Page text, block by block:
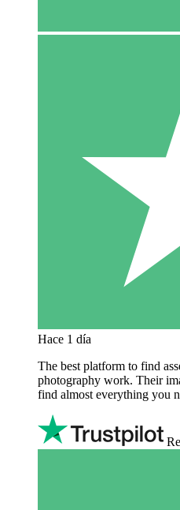
Hace 1 día
The best platform to find
photography work. Their
find almost everything you